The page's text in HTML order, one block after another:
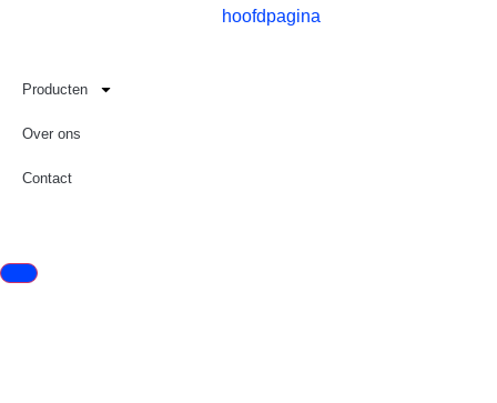
Producten
Over ons
Contact